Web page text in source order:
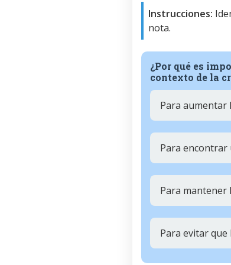
Instrucciones:
nota.
¿Por qué es
contexto de la
Para aumentar
Para encontrar
Para mantener
Para evitar